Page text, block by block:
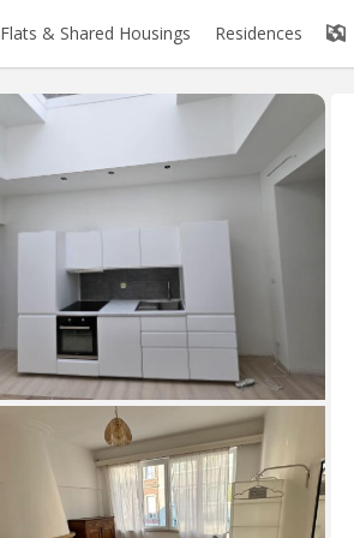
Flats & Shared Housings Residences